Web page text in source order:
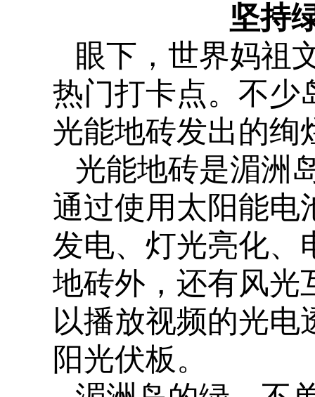
坚持
眼下，世界妈祖
热门打卡点。不少
光能地砖发出的绚
光能地砖是湄洲
通过使用太阳能电
发电、灯光亮化、
地砖外，还有风光
以播放视频的光电
阳光伏板。